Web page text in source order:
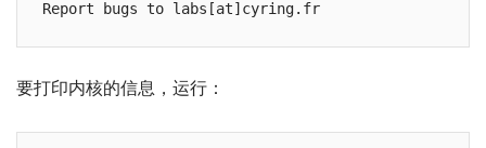
要打印内核的信息，运行：